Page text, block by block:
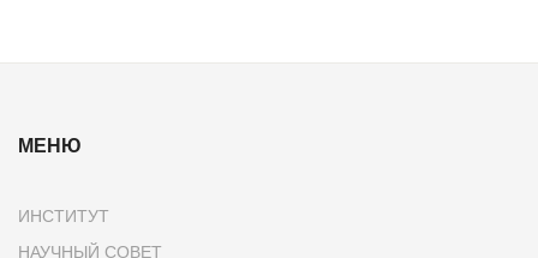
МЕНЮ
ИНСТИТУТ
НАУЧНЫЙ СОВЕТ